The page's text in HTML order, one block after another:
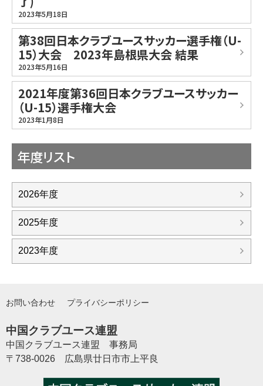
2023年5月18日
第38回日本クラブユースサッカー選手権（U-
15）大会 2023年島根県大会 結果
2023年5月16日
2021年度第36回日本クラブユースサッカー
（U-15）選手権大会
2023年1月8日
年度リスト
2026年度
2025年度
2023年度
お問い合わせ プライバシーポリシー
中国クラブユース連盟
中国クラブユース連盟 事務局
〒738-0026 広島県廿日市市上平良